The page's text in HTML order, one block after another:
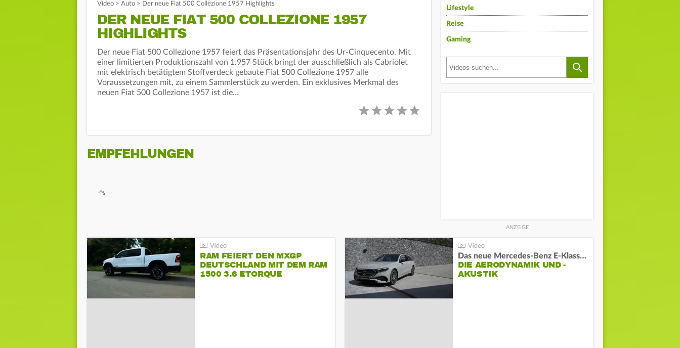
Video > Auto > Der neue Fiat 500 Collezione 1957 Highlights
DER NEUE FIAT 500 COLLEZIONE 1957
HIGHLIGHTS
Der neue Fiat 500 Collezione 1957 feiert das Präsentationsjahr des Ur-Cinquecento. Mit
einer limitierten Produktionszahl von 1.957 Stück bringt der ausschließlich als Cabriolet
mit elektrisch betätigtem Stoffverdeck gebaute Fiat 500 Collezione 1957 alle
Voraussetzungen mit, zu einem Sammlerstück zu werden. Ein exklusives Merkmal des
neuen Fiat 500 Collezione 1957 ist die…
EMPFEHLUNGEN
Lifestyle
Reise
Gaming
RAM FEIERT DEN MXGP
DEUTSCHLAND MIT DEM RAM
1500 3.6 ETORQUE
Das neue Mercedes-Benz E-Klasse T-Modell
DIE AERODYNAMIK UND -
AKUSTIK